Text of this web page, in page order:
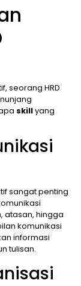
seorang HRD
skillyang
sangat penting
atasan, hingga
komunikasi
informasi
tulisan.